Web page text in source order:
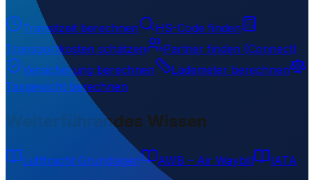
Transitzeit berechnen
HS-Code finden
Transportkosten schätzen
Partner finden (Connect)
Versicherung berechnen
Lademeter berechnen
Taxgewicht berechnen
Weiterführendes Wissen
Luftfracht Grundlagen AWB – Air Waybill IATA